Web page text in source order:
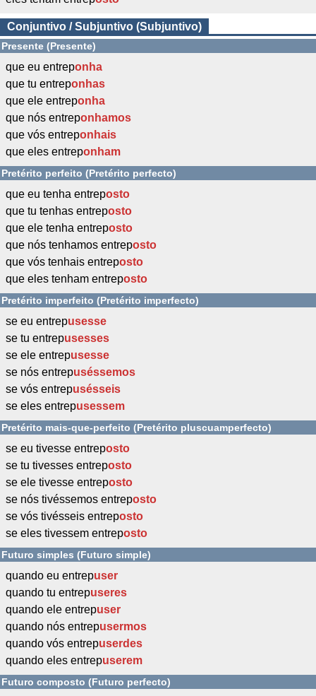
Conjuntivo / Subjuntivo (Subjuntivo)
Presente (Presente)
que eu entreponha
que tu entreponhas
que ele entreponha
que nós entreponhamos
que vós entreponhais
que eles entreponham
Pretérito perfeito (Pretérito perfecto)
que eu tenha entreposto
que tu tenhas entreposto
que ele tenha entreposto
que nós tenhamos entreposto
que vós tenhais entreposto
que eles tenham entreposto
Pretérito imperfeito (Pretérito imperfecto)
se eu entrepusesse
se tu entrepusesses
se ele entrepusesse
se nós entrepuséssemos
se vós entrepusésseis
se eles entrepusessem
Pretérito mais-que-perfeito (Pretérito pluscuamperfecto)
se eu tivesse entreposto
se tu tivesses entreposto
se ele tivesse entreposto
se nós tivéssemos entreposto
se vós tivésseis entreposto
se eles tivessem entreposto
Futuro simples (Futuro simple)
quando eu entrepuser
quando tu entrepuseres
quando ele entrepuser
quando nós entrepusermos
quando vós entrepuserdes
quando eles entrepuserem
Futuro composto (Futuro perfecto)